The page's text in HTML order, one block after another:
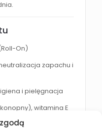
On)
zapachu i
i pielęgnacja
witamina E